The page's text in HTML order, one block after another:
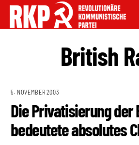
British
5. NOVEMBER 2003
Die Privatisierung der
bedeutete absolutes